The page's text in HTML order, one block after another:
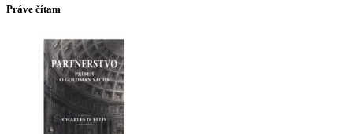
Práve čítam